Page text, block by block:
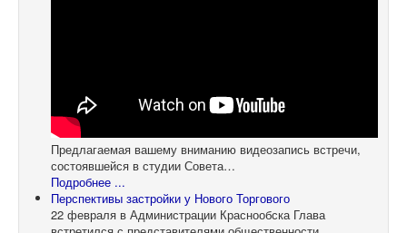
Предлагаемая вашему вниманию видеозапись встречи,
состоявшейся в студии Совета…
Подробнее ...
Перспективы застройки у Нового Торгового
22 февраля в Администрации Краснообска Глава